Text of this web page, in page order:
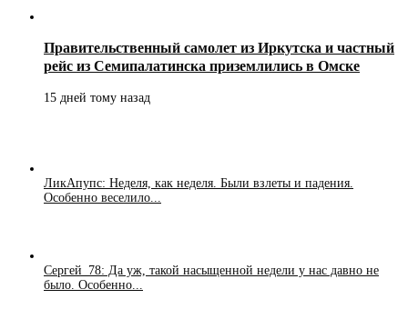
Правительственный самолет из Иркутска и частный
рейс из Семипалатинска приземлились в Омске
15 дней тому назад
ЛикАпупс: Неделя, как неделя. Были взлеты и падения.
Особенно веселило...
Сергей_78: Да уж, такой насыщенной недели у нас давно не
было. Особенно...